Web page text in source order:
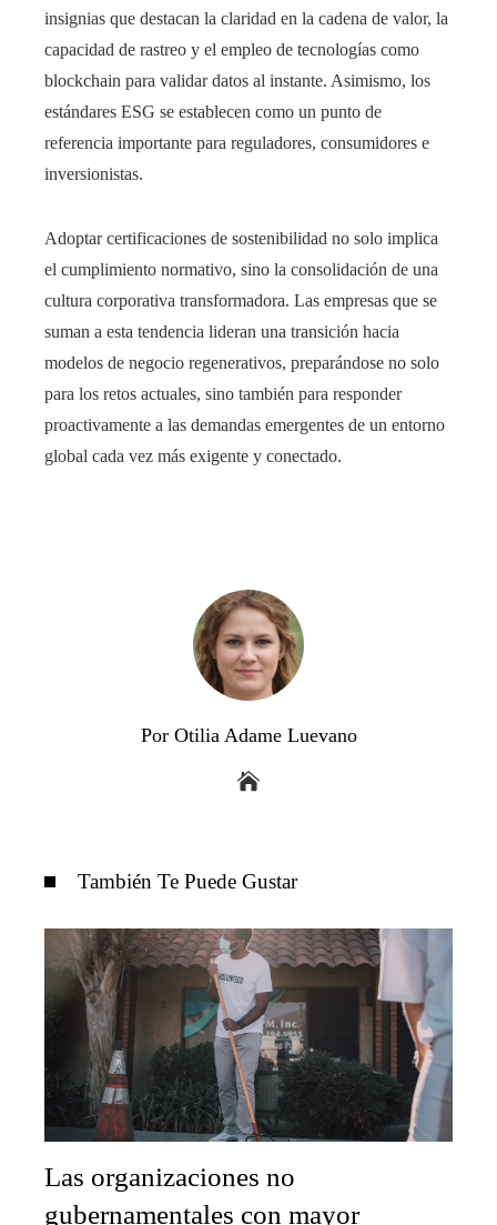
insignias que destacan la claridad en la cadena de valor, la
capacidad de rastreo y el empleo de tecnologías como
blockchain para validar datos al instante. Asimismo, los
estándares ESG se establecen como un punto de
referencia importante para reguladores, consumidores e
inversionistas.
Adoptar certificaciones de sostenibilidad no solo implica
el cumplimiento normativo, sino la consolidación de una
cultura corporativa transformadora. Las empresas que se
suman a esta tendencia lideran una transición hacia
modelos de negocio regenerativos, preparándose no solo
para los retos actuales, sino también para responder
proactivamente a las demandas emergentes de un entorno
global cada vez más exigente y conectado.
Por Otilia Adame Luevano
También Te Puede Gustar
Las organizaciones no
gubernamentales con mayor